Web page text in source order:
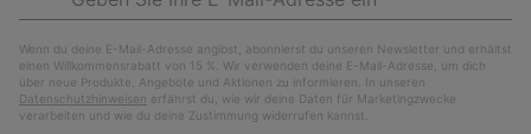
Wenn du deine E-Mail-Adresse angibst, abonnierst du unseren Newsletter und erhältst
einen Willkommensrabatt von 15 %. Wir verwenden deine E-Mail-Adresse, um dich
über neue Produkte, Angebote und Aktionen zu informieren. In unseren
Datenschutzhinweisen erfährst du, wie wir deine Daten für Marketingzwecke
verarbeiten und wie du deine Zustimmung widerrufen kannst.